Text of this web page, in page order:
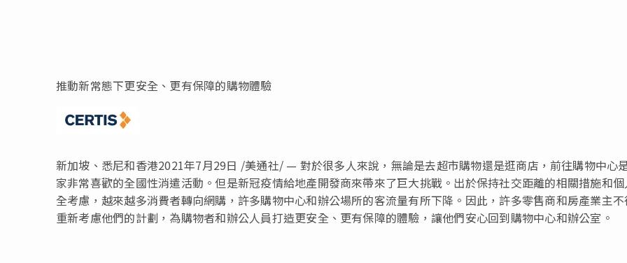
推動新常態下更安全、更有保障的購物體驗
新加坡、 悉尼和香港2021年7月29日 /美通社/ — 對於很多人來說，無論是去超市購物還是逛商店，前往購物中心
家非常喜歡的全國性消遣活動。但是新冠疫情給地產開發商來帶來了巨大挑戰。出於保持社交距離的相關措施和個
全考慮，越來越多消費者轉向網購，許多購物中心和辦公場所的客流量有所下降。因此，許多零售商和房產業主不
重新考慮他們的計劃，為購物者和辦公人員打造更安全、更有保障的體驗，讓他們安心回到購物中心和辦公室。